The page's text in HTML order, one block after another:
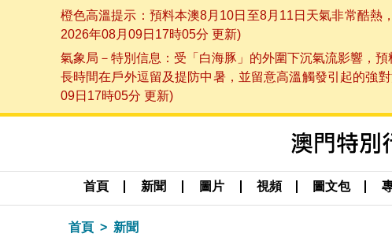
橙色高溫提示：預料本澳8月10日至8月11日天氣非常酷熱
2026年08月09日17時05分 更新)
氣象局－特別信息：受「白海豚」的外圍下沉氣流影響，
長時間在戶外逗留及提防中暑，並留意高溫觸發引起的強
09日17時05分 更新)
首頁 新聞 圖片 視頻 圖文包
首頁 新聞